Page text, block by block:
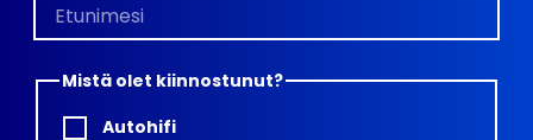
Mistä olet kiinnostunut?
Autohifi